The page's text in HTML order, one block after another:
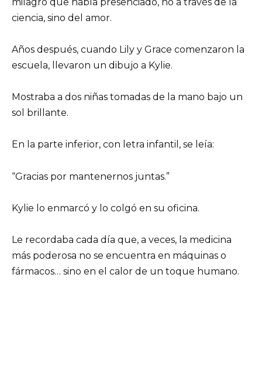
ciencia, sino del amor.
Años después, cuando Lily y Grace comenzaron la
escuela, llevaron un dibujo a Kylie.
Mostraba a dos niñas tomadas de la mano bajo un
sol brillante.
En la parte inferior, con letra infantil, se leía:
“Gracias por mantenernos juntas.”
Kylie lo enmarcó y lo colgó en su oficina.
Le recordaba cada día que, a veces, la medicina
más poderosa no se encuentra en máquinas o
fármacos… sino en el calor de un toque humano.